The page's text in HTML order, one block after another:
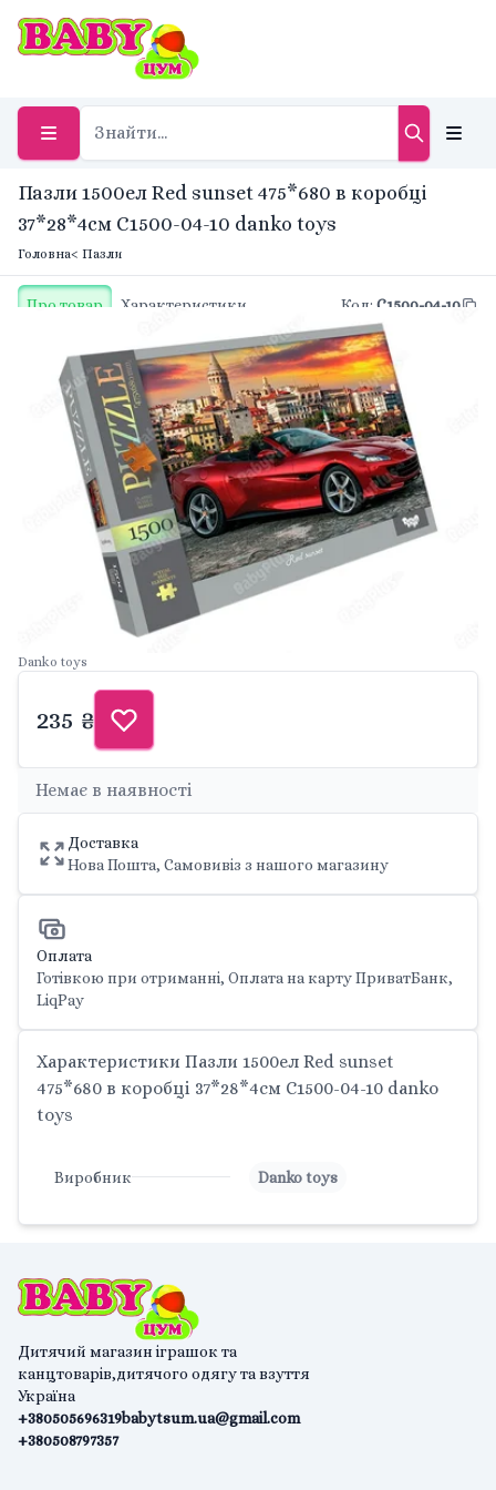
Пазли 1500ел Red sunset 475*680 в коробці
37*28*4см C1500-04-10 danko toys
Головна< Пазли
Про товар Характеристики Код: C1500-04-10
Danko toys
235 ₴
Немає в наявності
Доставка
Нова Пошта, Самовивіз з нашого магазину
Оплата
Готівкою при отриманні, Оплата на карту ПриватБанк,
LiqPay
Характеристики Пазли 1500ел Red sunset
475*680 в коробці 37*28*4см C1500-04-10 danko
toys
Виробник Danko toys
Дитячий магазин іграшок та
канцтоварів,дитячого одягу та взуття
Україна
+380505696319
+380508797357
babytsum.ua@gmail.com